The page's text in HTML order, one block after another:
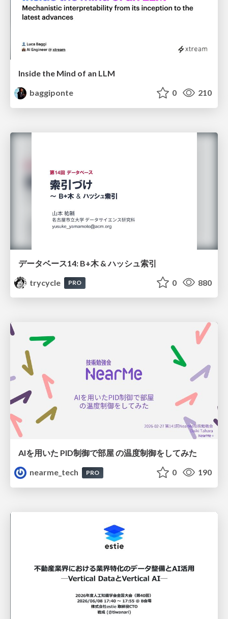
Inside the Mind of an LLM
baggiponte
0 210
データベース14: B+木 & ハッシュ索引
trycycle
PRO 0 880
AIを用いた PID制御で部屋 の温度制御をしてみた
nearme_tech
PRO 0 190